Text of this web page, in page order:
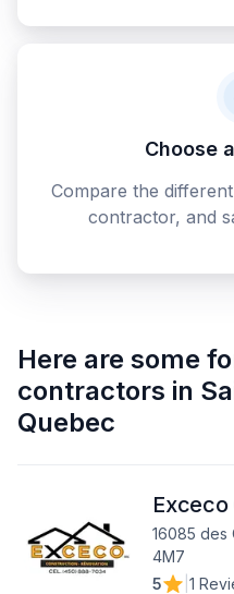
Choose
Compare the
contractor, and
Here are some
contractors in
Quebec
16085 des
4M7
5
1